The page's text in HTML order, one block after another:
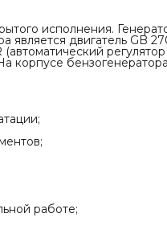
исполнения.
является двигатель GB
корпусе
работе;